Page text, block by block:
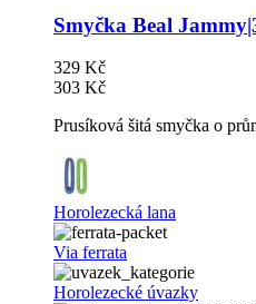
Smyčka Beal
329 Kč
303 Kč
Prusíková šitá smyčka o
Horolezecká lana
Via ferrata
Horolezecké úvazky